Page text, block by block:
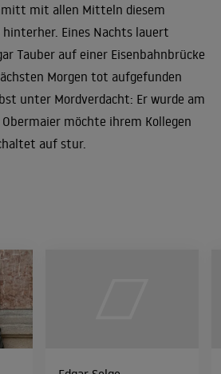
mit allen Mitteln diesem
Eines Nachts lauert
Tauber auf einer Eisenbahnbrücke
Morgen tot aufgefunden
unter Mordverdacht: Er wurde am
möchte ihrem Kollegen
auf stur.